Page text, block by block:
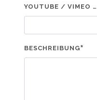
YOUTUBE / VIMEO …
BESCHREIBUNG*